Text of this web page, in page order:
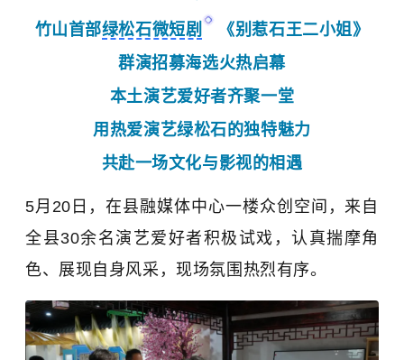
竹山首部绿松石微短剧 《别惹石王二小姐》
群演招募海选火热启幕
本土演艺爱好者齐聚一堂
用热爱演艺绿松石的独特魅力
共赴一场文化与影视的相遇
5月20日，在县融媒体中心一楼众创空间，来自
全县30余名演艺爱好者积极试戏，认真揣摩角
色、展现自身风采，现场氛围热烈有序。